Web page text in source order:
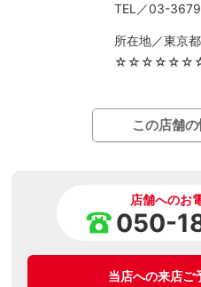
TEL／03-
所在地／東京
この店舗
店舗へのお
050-
当店への来店ご